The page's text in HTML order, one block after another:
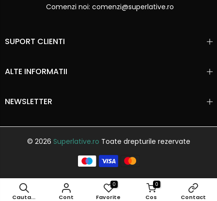
Comenzi noi: comenzi@superlative.ro
SUPORT CLIENTI
ALTE INFORMATII
NEWSLETTER
© 2026 Superlative.ro Toate drepturile rezervate
Cauta... Cont
0
Favorite
0
Cos Contact